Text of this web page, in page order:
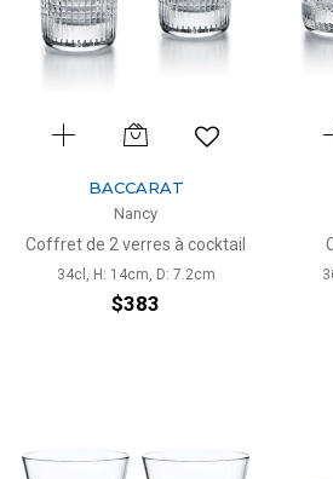
BACCARAT
Nancy
Coffret de 2 verres à cocktail
34cl, H: 14cm, D: 7.2cm
$383